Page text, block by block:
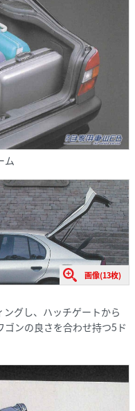
ム
画像(13枚)
グし、ハッチゲートから
ンの良さを合わせ持つ5ド